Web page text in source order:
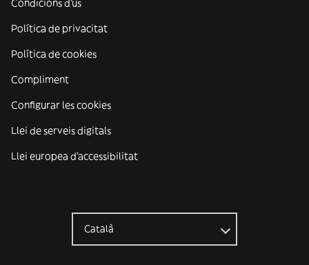
Política de privacitat
Política de cookies
Compliment
Configurar les cookies
Llei de serveis digitals
Llei europea d'accessibilitat